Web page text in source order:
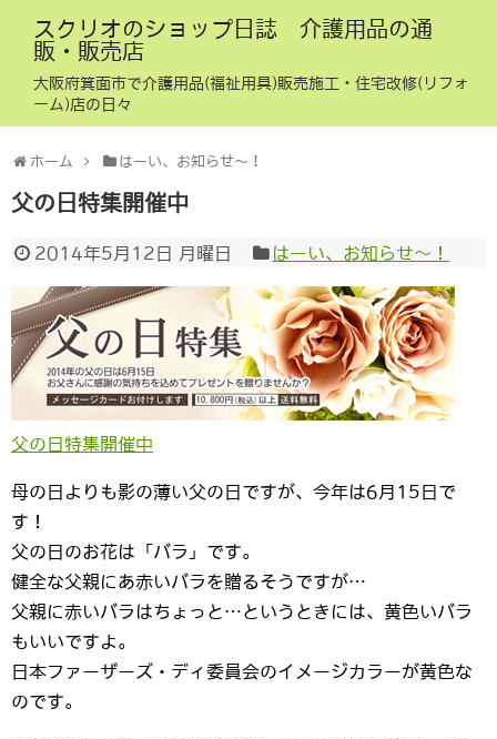
スクリオのショップ日誌 介護用品の通
販・販売店
大阪府箕面市で介護用品(福祉用具)販売施工・住宅改修(リフォ
ーム)店の日々
ホーム はーい、お知らせ〜！
父の日特集開催中
2014年5月12日 月曜日 はーい、お知らせ〜！
父の日特集開催中
母の日よりも影の薄い父の日ですが、今年は6月15日で
す！
父の日のお花は「バラ」です。
健全な父親にあ赤いバラを贈るそうですが…
父親に赤いバラはちょっと…というときには、黄色いバラ
もいいですよ。
日本ファーザーズ・ディ委員会のイメージカラーが黄色な
のです。